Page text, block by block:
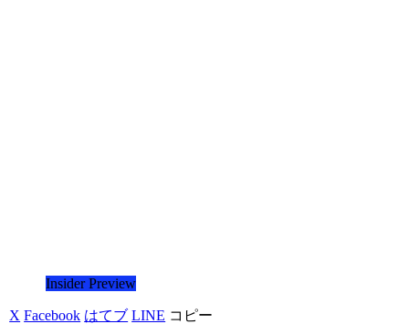
Insider Preview
X Facebook はてブ LINE コピー